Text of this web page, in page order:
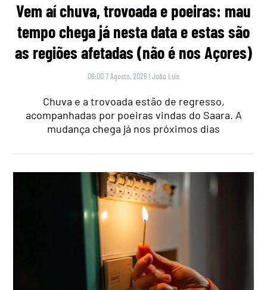
Vem aí chuva, trovoada e poeiras: mau
tempo chega já nesta data e estas são
as regiões afetadas (não é nos Açores)
06:00 7 Agosto, 2026 |João Luís
Chuva e a trovoada estão de regresso,
acompanhadas por poeiras vindas do Saara. A
mudança chega já nos próximos dias